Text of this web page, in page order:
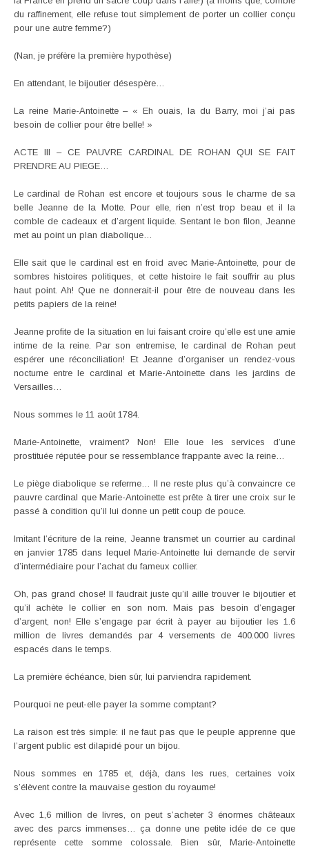
du raffinement, elle refuse tout simplement de porter un collier conçu
pour une autre femme?)
(Nan, je préfère la première hypothèse)
En attendant, le bijoutier désespère…
La reine Marie-Antoinette – « Eh ouais, la du Barry, moi j’ai pas
besoin de collier pour être belle! »
ACTE III – CE PAUVRE CARDINAL DE ROHAN QUI SE FAIT
PRENDRE AU PIEGE…
Le cardinal de Rohan est encore et toujours sous le charme de sa
belle Jeanne de la Motte. Pour elle, rien n’est trop beau et il la
comble de cadeaux et d’argent liquide. Sentant le bon filon, Jeanne
met au point un plan diabolique…
Elle sait que le cardinal est en froid avec Marie-Antoinette, pour de
sombres histoires politiques, et cette histoire le fait souffrir au plus
haut point. Ah! Que ne donnerait-il pour être de nouveau dans les
petits papiers de la reine!
Jeanne profite de la situation en lui faisant croire qu’elle est une amie
intime de la reine. Par son entremise, le cardinal de Rohan peut
espérer une réconciliation! Et Jeanne d’organiser un rendez-vous
nocturne entre le cardinal et Marie-Antoinette dans les jardins de
Versailles…
Nous sommes le 11 août 1784.
Marie-Antoinette, vraiment? Non! Elle loue les services d’une
prostituée réputée pour se ressemblance frappante avec la reine…
Le piège diabolique se referme… Il ne reste plus qu’à convaincre ce
pauvre cardinal que Marie-Antoinette est prête à tirer une croix sur le
passé à condition qu’il lui donne un petit coup de pouce.
Imitant l’écriture de la reine, Jeanne transmet un courrier au cardinal
en janvier 1785 dans lequel Marie-Antoinette lui demande de servir
d’intermédiaire pour l’achat du fameux collier.
Oh, pas grand chose! Il faudrait juste qu’il aille trouver le bijoutier et
qu’il achète le collier en son nom. Mais pas besoin d’engager
d’argent, non! Elle s’engage par écrit à payer au bijoutier les 1.6
million de livres demandés par 4 versements de 400.000 livres
espacés dans le temps.
La première échéance, bien sûr, lui parviendra rapidement.
Pourquoi ne peut-elle payer la somme comptant?
La raison est très simple: il ne faut pas que le peuple apprenne que
l’argent public est dilapidé pour un bijou.
Nous sommes en 1785 et, déjà, dans les rues, certaines voix
s’élèvent contre la mauvaise gestion du royaume!
Avec 1,6 million de livres, on peut s’acheter 3 énormes châteaux
avec des parcs immenses… ça donne une petite idée de ce que
représente cette somme colossale. Bien sûr, Marie-Antoinette